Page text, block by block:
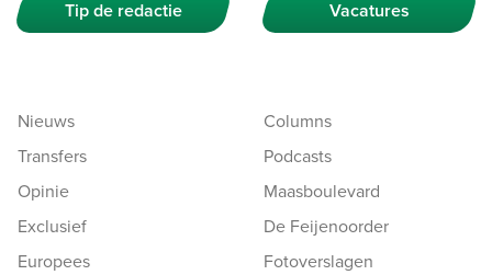
Tip de redactie Vacatures
Nieuws
Transfers
Opinie
Exclusief
Europees
Columns
Podcasts
Maasboulevard
De Feijenoorder
Fotoverslagen